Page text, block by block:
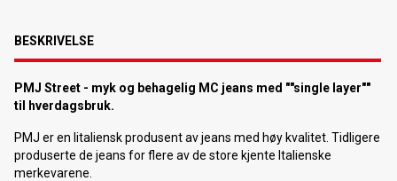
BESKRIVELSE
PMJ Street - myk og behagelig MC jeans med ""single layer""
til hverdagsbruk.
PMJ er en Iitaliensk produsent av jeans med høy kvalitet. Tidligere
produserte de jeans for flere av de store kjente Italienske
merkevarene.